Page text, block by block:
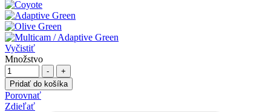
Vyčistiť
Množstvo
-
+
Pridať do košíka
Porovnať
Zdieľať